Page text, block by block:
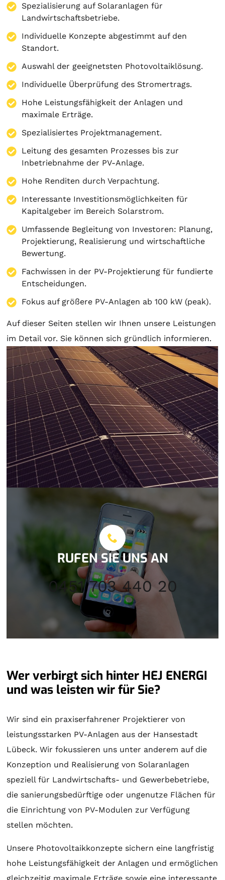
Spezialisierung auf Solaranlagen für
Landwirtschaftsbetriebe.
Individuelle Konzepte abgestimmt auf den
Standort.
Auswahl der geeignetsten Photovoltaiklösung.
Individuelle Überprüfung des Stromertrags.
Hohe Leistungsfähigkeit der Anlagen und
maximale Erträge.
Spezialisiertes Projektmanagement.
Leitung des gesamten Prozesses bis zur
Inbetriebnahme der PV-Anlage.
Hohe Renditen durch Verpachtung.
Interessante Investitionsmöglichkeiten für
Kapitalgeber im Bereich Solarstrom.
Umfassende Begleitung von Investoren: Planung,
Projektierung, Realisierung und wirtschaftliche
Bewertung.
Fachwissen in der PV-Projektierung für fundierte
Entscheidungen.
Fokus auf größere PV-Anlagen ab 100 kW (peak).
Auf dieser Seiten stellen wir Ihnen unsere Leistungen
im Detail vor. Sie können sich gründlich informieren.
RUFEN SIE UNS AN
0451 703 440 20
Wer verbirgt sich hinter HEJ ENERGI
und was leisten wir für Sie?
Wir sind ein praxiserfahrener Projektierer von
leistungsstarken PV-Anlagen aus der Hansestadt
Lübeck. Wir fokussieren uns unter anderem auf die
Konzeption und Realisierung von Solaranlagen
speziell für Landwirtschafts- und Gewerbebetriebe,
die sanierungsbedürftige oder ungenutze Flächen für
die Einrichtung von PV-Modulen zur Verfügung
stellen möchten.
Unsere Photovoltaikkonzepte sichern eine langfristig
hohe Leistungsfähigkeit der Anlagen und ermöglichen